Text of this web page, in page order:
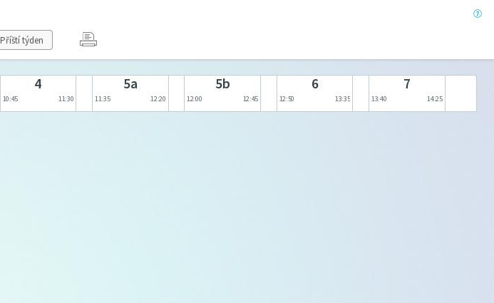
Příští týden
4
10:45 11:30
5a
11:35 12:20
5b
12:00 12:45
6
12:50 13:35
7
13:40 14:25